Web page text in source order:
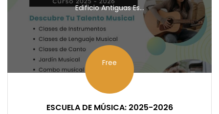
Edificio Antiguas Es...
Free
ESCUELA DE MÚSICA: 2025-2026